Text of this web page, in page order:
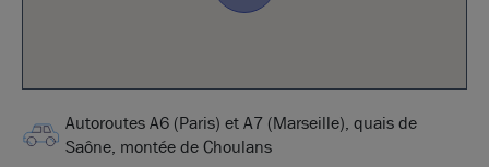
Autoroutes A6 (Paris) et A7 (Marseille), quais de
Saône, montée de Choulans